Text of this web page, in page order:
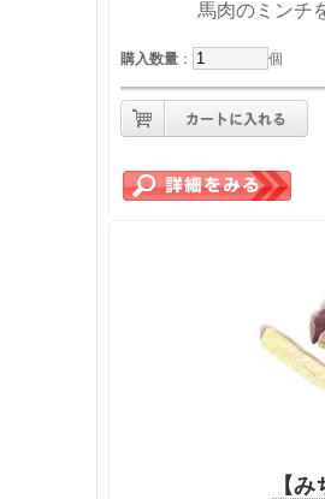
馬肉のミンチ
購入数量 ： 個
【